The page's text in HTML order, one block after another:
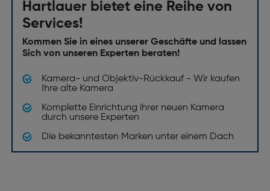
Hartlauer bietet eine Reihe von
Services!
Kommen Sie in eines unserer Geschäfte und lassen
Sich von unseren Experten beraten!
Kamera- und Objektiv-Rückkauf - Wir kaufen
Ihre alte Kamera
Komplette Einrichtung ihrer neuen Kamera
durch unsere Experten
Die bekanntesten Marken unter einem Dach